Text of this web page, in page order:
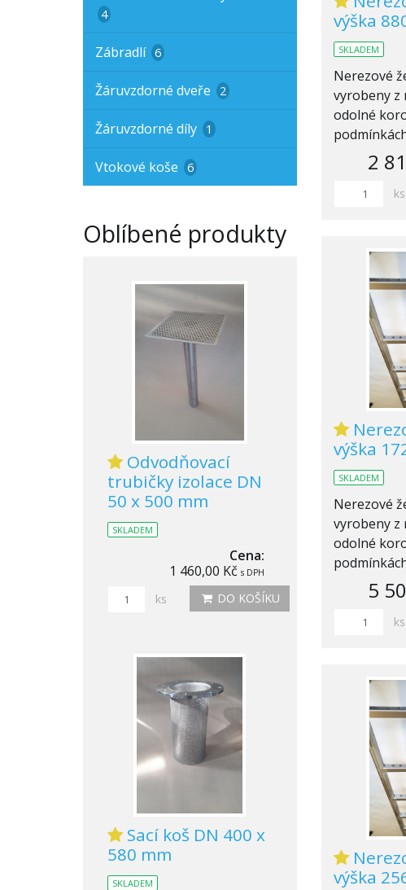
výška
SKLADEM
Nerezové
vyrobeny z
odolné
2
ks
výška
SKLADEM
Nerezové
vyrobeny z
odolné
5
ks
výška
4
Zábradlí 6
Žáruvzdorné dveře 2
Žáruvzdorné díly 1
Vtokové koše 6
Oblíbené produkty
Odvodňovací
trubičky izolace DN
50 x 500 mm
SKLADEM
Cena:
1 460,00 Kč s DPH
ks DO KOŠÍKU
Sací koš DN 400 x
580 mm
SKLADEM